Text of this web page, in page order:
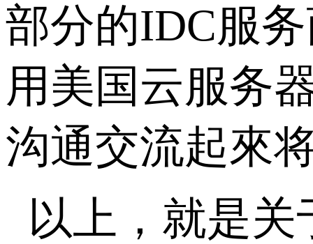
部分的IDC服
用美国云服务
沟通交流起來
以上，就是